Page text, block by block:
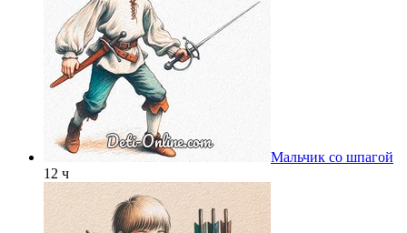
Мальчик со шпагой
12 ч